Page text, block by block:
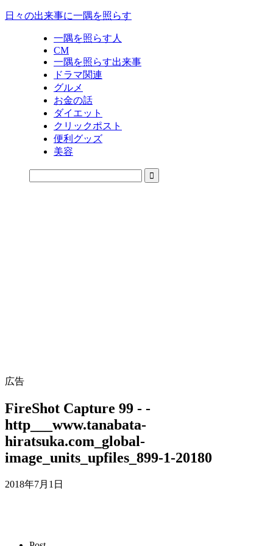
日々の出来事に一隅を照らす
一隅を照らす人
CM
一隅を照らす出来事
ドラマ関連
グルメ
お金の話
ダイエット
クリックポスト
便利グッズ
美容
広告
FireShot Capture 99 - -
http___www.tanabata-
hiratsuka.com_global-
image_units_upfiles_899-1-20180
2018年7月1日